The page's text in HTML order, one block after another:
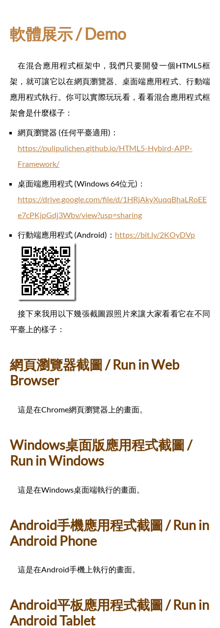
軟體展示 / Demo
在混合應用程式框架中，我們只要開發一個HTML5框
架，就可讓它以在網頁瀏覽器、桌面端應用程式、行動端
應用程式執行。你可以實際玩玩看，看看混合應用程式框
架會是什麼樣子：
網頁瀏覽器 (任何平臺適用)：
https://pulipulichen.github.io/HTML5-Hybird-APP-
Framework/
桌面端應用程式 (Windows 64位元)：
https://drive.google.com/file/d/1HRjAkyXuqqBhaLRoEE
e7cPKjpGdj3Wbv/view?usp=sharing
行動端應用程式 (Android)： https://bit.ly/2KOyDVp
接下來我用以下幾張截圖跟照片來讓大家看看它在不同
平臺上的樣子：
網頁瀏覽器截圖 / Run in Web
Browser
這是在Chrome網頁瀏覽器上的畫面。
Windows桌面版應用程式截圖 /
Run in Windows
這是在Windows桌面端執行的畫面。
Android手機應用程式截圖 / Run in
Android Phone
這是在Android手機上執行的畫面。
Android平板應用程式截圖 / Run in
Android Tablet